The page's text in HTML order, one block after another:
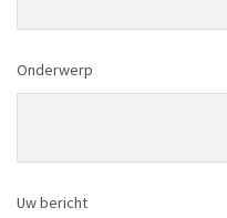
Onderwerp
Uw bericht